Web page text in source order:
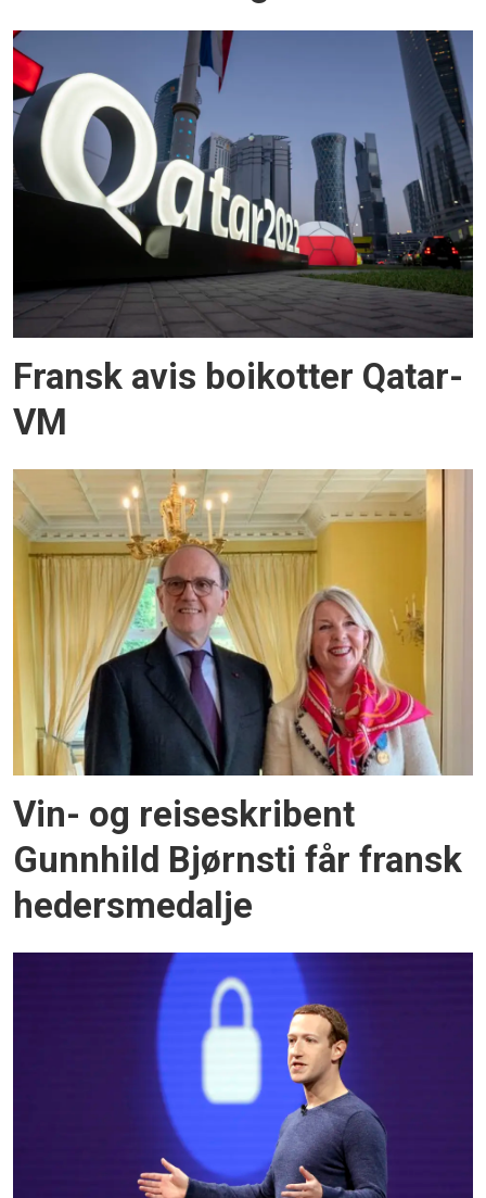
Fransk avis boikotter Qatar-
VM
Vin- og reiseskribent
Gunnhild Bjørnsti får fransk
hedersmedalje